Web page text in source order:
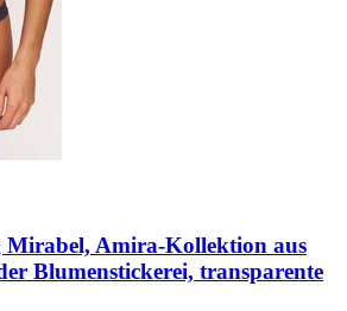
Amira-Kollektion aus
Blumenstickerei, transparente